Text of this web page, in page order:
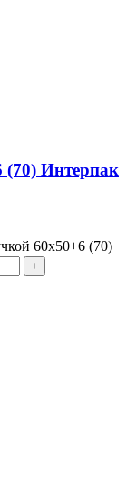
(70) Интерпак
60х50+6 (70)